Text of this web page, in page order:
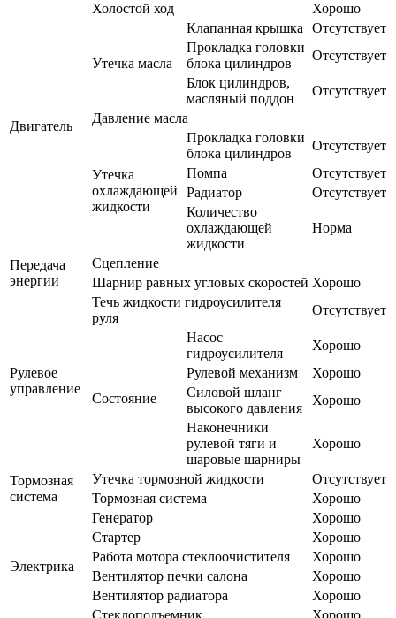
Двигатель
Холостой ход Хорошо
Утечка масла
Клапанная крышка
Отсутствует
Прокладка головки
блока цилиндров
Отсутствует
Блок цилиндров,
масляный поддон
Отсутствует
Давление масла
Утечка
охлаждающей
жидкости
Прокладка головки
блока цилиндров
Отсутствует
Помпа
Отсутствует
Радиатор
Отсутствует
Количество
охлаждающей
жидкости
Норма
Передача
энергии
Сцепление
Шарнир равных угловых скоростей Хорошо
Рулевое
управление
Течь жидкости гидроусилителя
руля
Отсутствует
Состояние
Насос
гидроусилителя
Хорошо
Рулевой механизм
Хорошо
Силовой шланг
высокого давления
Хорошо
Наконечники
рулевой тяги и
шаровые шарниры
Хорошо
Тормозная
система
Утечка тормозной жидкости
Отсутствует
Тормозная система
Хорошо
Электрика
Генератор
Хорошо
Стартер
Хорошо
Работа мотора стеклоочистителя
Хорошо
Вентилятор печки салона
Хорошо
Вентилятор радиатора
Хорошо